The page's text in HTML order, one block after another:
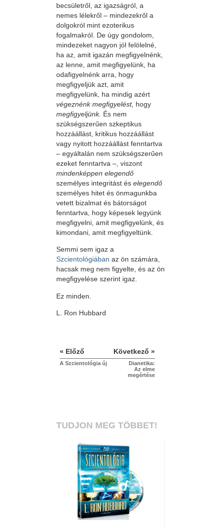
becsületről, az igazságról, a
nemes lélekről – mindezekről a
dolgokról mint ezoterikus
fogalmakról. De úgy gondolom,
mindezeket nagyon jól felölelné,
ha az, amit igazán megfigyelnénk,
az lenne, amit megfigyelünk, ha
odafigyelnénk arra, hogy
megfigyeljük azt, amit
megfigyelünk, ha mindig azért
végeznénk megfigyelést, hogy
megfigyeljünk. És nem
szükségszerűen szkeptikus
hozzáállást, kritikus hozzáállást
vagy nyitott hozzáállást fenntartva
– egyáltalán nem szükségszerűen
ezeket fenntartva –, viszont
mindenképpen elegendő
személyes integritást és elegendő
személyes hitet és önmagunkba
vetett bizalmat és bátorságot
fenntartva, hogy képesek legyünk
megfigyelni, amit megfigyelünk, és
kimondani, amit megfigyeltünk.
Semmi sem igaz a
Szcientológiában az ön számára,
hacsak meg nem figyelte, és az ön
megfigyelése szerint igaz.
Ez minden.
L. Ron Hubbard
« Előző
A Szcientológia új
Következő »
Dianetika:
Az elme
megértése
TUDJON MEG TÖBBET!